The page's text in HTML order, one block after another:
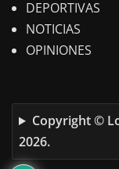
DEPORTIVAS
NOTICIAS
OPINIONES
Copyright ©
2026.